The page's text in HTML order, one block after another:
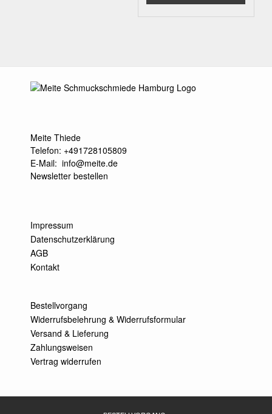
Meite Thiede
Telefon: +491728105809
E-Mail: info@meite.de
Newsletter bestellen
Impressum
Datenschutzerklärung
AGB
Kontakt
Bestellvorgang
Widerrufsbelehrung & Widerrufsformular
Versand & Lieferung
Zahlungsweisen
Vertrag widerrufen